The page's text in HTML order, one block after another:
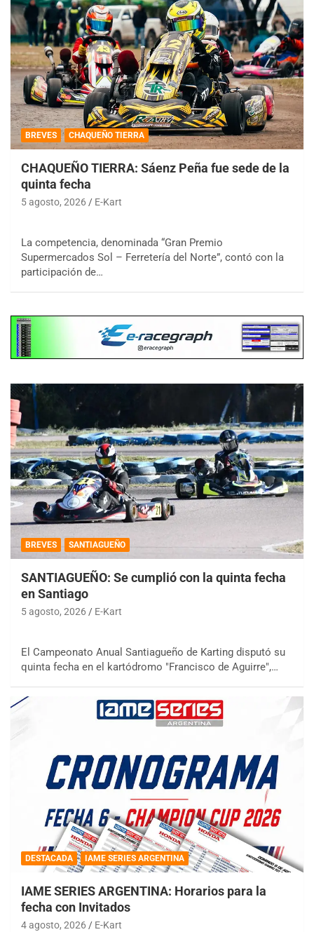
BREVES CHAQUEÑO TIERRA
CHAQUEÑO TIERRA: Sáenz Peña fue sede de la
quinta fecha
5 agosto, 2026 E-Kart
La competencia, denominada “Gran Premio
Supermercados Sol – Ferretería del Norte”, contó con la
participación de…
BREVES SANTIAGUEÑO
SANTIAGUEÑO: Se cumplió con la quinta fecha
en Santiago
5 agosto, 2026 E-Kart
El Campeonato Anual Santiagueño de Karting disputó su
quinta fecha en el kartódromo "Francisco de Aguirre",…
DESTACADA IAME SERIES ARGENTINA
IAME SERIES ARGENTINA: Horarios para la
fecha con Invitados
4 agosto, 2026 E-Kart